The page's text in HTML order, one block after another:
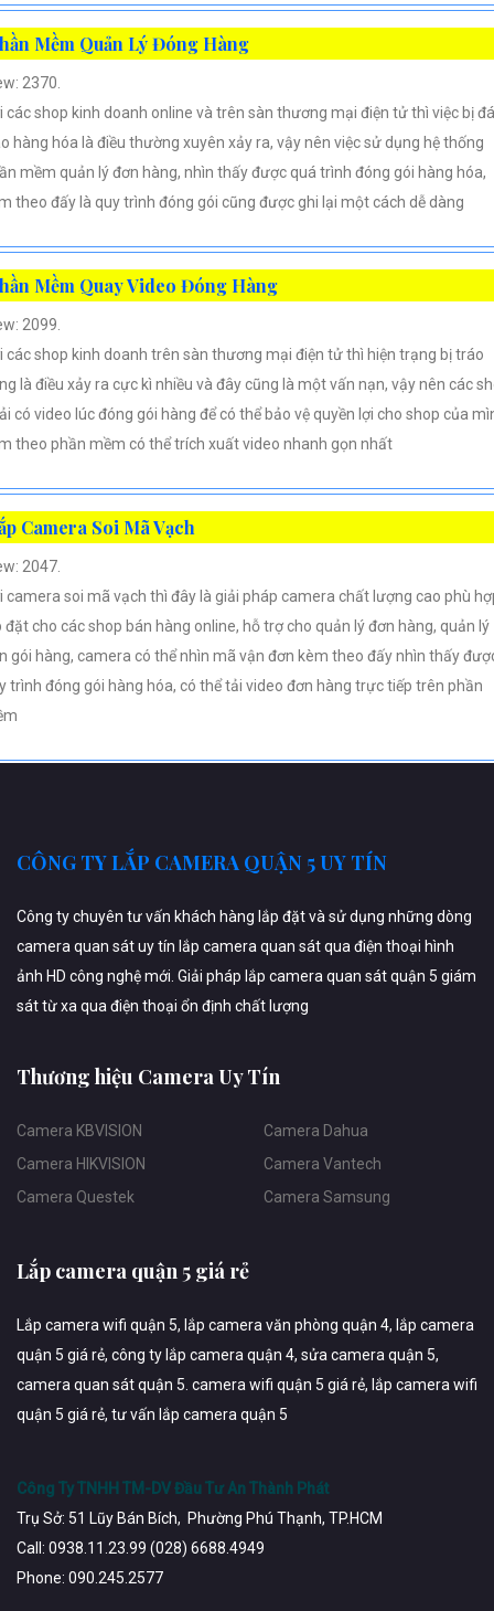
Mềm Quản Lý Đóng Hàng
2370.
các shop kinh doanh online và trên sàn thương mại điện tử thì việc bị
hàng hóa là điều thường xuyên xảy ra, vậy nên việc sử dụng hệ thống
mềm quản lý đơn hàng, nhìn thấy được quá trình đóng gói hàng hóa,
theo đấy là quy trình đóng gói cũng được ghi lại một cách dễ dàng
Mềm Quay Video Đóng Hàng
2099.
các shop kinh doanh trên sàn thương mại điện tử thì hiện trạng bị tráo
là điều xảy ra cực kì nhiều và đây cũng là một vấn nạn, vậy nên các
có video lúc đóng gói hàng để có thể bảo vệ quyền lợi cho shop của
theo phần mềm có thể trích xuất video nhanh gọn nhất
Camera Soi Mã Vạch
2047.
camera soi mã vạch thì đây là giải pháp camera chất lượng cao phù
đặt cho các shop bán hàng online, hỗ trợ cho quản lý đơn hàng, quản lý
gói hàng, camera có thể nhìn mã vận đơn kèm theo đấy nhìn thấy
trình đóng gói hàng hóa, có thể tải video đơn hàng trực tiếp trên phần
CÔNG TY LẮP CAMERA QUẬN 5 UY TÍN
Công ty chuyên tư vấn khách hàng lắp đặt và sử dụng những dòng
camera quan sát uy tín lắp camera quan sát qua điện thoại hình
ảnh HD công nghệ mới. Giải pháp lắp camera quan sát quận 5 giám
sát từ xa qua điện thoại ổn định chất lượng
Thương hiệu Camera Uy Tín
Camera KBVISION
Camera HIKVISION
Camera Questek
Camera Dahua
Camera Vantech
Camera Samsung
Lắp camera quận 5 giá rẻ
Lắp camera wifi quận 5, lắp camera văn phòng quận 4, lắp camera
quận 5 giá rẻ, công ty lắp camera quận 4, sửa camera quận 5,
camera quan sát quận 5. camera wifi quận 5 giá rẻ, lắp camera wifi
quận 5 giá rẻ, tư vấn lắp camera quận 5
Công Ty TNHH TM-DV Đầu Tư An Thành Phát
Trụ Sở: 51 Lũy Bán Bích, Phường Phú Thạnh, TP.HCM
Call: 0938.11.23.99 (028) 6688.4949
Phone: 090.245.2577